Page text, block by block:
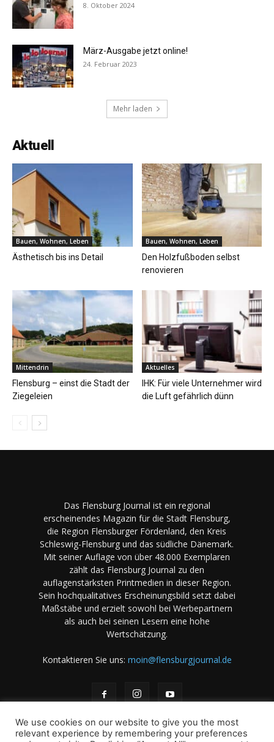
8. Oktober 2024
März-Ausgabe jetzt online!
24. Februar 2023
Mehr laden
Aktuell
Bauen, Wohnen, Leben
Ästhetisch bis ins Detail
Bauen, Wohnen, Leben
Den Holzfußboden selbst
renovieren
Mittendrin
Flensburg – einst die Stadt der
Ziegeleien
Aktuelles
IHK: Für viele Unternehmer wird
die Luft gefährlich dünn
Das Flensburg Journal ist ein regional
erscheinendes Magazin für die Stadt Flensburg,
die Region Flensburger Fördenland, den Kreis
Schleswig-Flensburg und das südliche Dänemark.
Mit seiner Auflage von über 48.000 Exemplaren
zählt das Flensburg Journal zu den
auflagenstärksten Printmedien in dieser Region.
Sein hochqualitatives Erscheinungsbild setzt dabei
Maßstäbe und erzielt sowohl bei Werbepartnern
als auch bei seinen Lesern eine hohe
Wertschätzung.
Kontaktieren Sie uns: moin@flensburgjournal.de
We use cookies on our website to give you the most
relevant experience by remembering your preferences